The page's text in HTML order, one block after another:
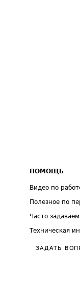
ПОМОЩЬ
Видео по
Полезное по
Часто
Техническая
ЗАДАТЬ